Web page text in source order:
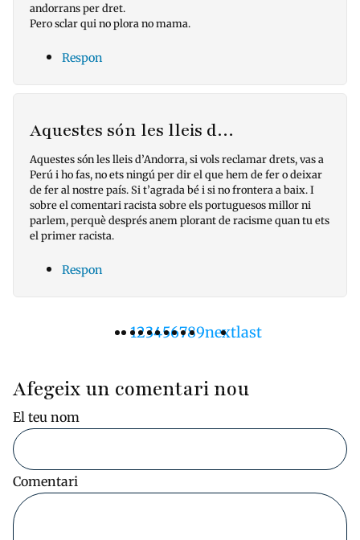
andorrans per dret.
Pero sclar qui no plora no mama.
Respon
Aquestes són les lleis d…
Aquestes són les lleis d’Andorra, si vols reclamar drets, vas a
Perú i ho fas, no ets ningú per dir el que hem de fer o deixar
de fer al nostre país. Si t’agrada bé i si no frontera a baix. I
sobre el comentari racista sobre els portuguesos millor ni
parlem, perquè després anem plorant de racisme quan tu ets
el primer racista.
Respon
Pàgina
1Pàgina
2Pàgina
3Pàgina
4Pàgina
5Pàgina
6Pàgina
7Pàgina
8Pàgina
9Pàgina
nextÚltima
last
Afegeix un comentari nou
El teu nom
Comentari